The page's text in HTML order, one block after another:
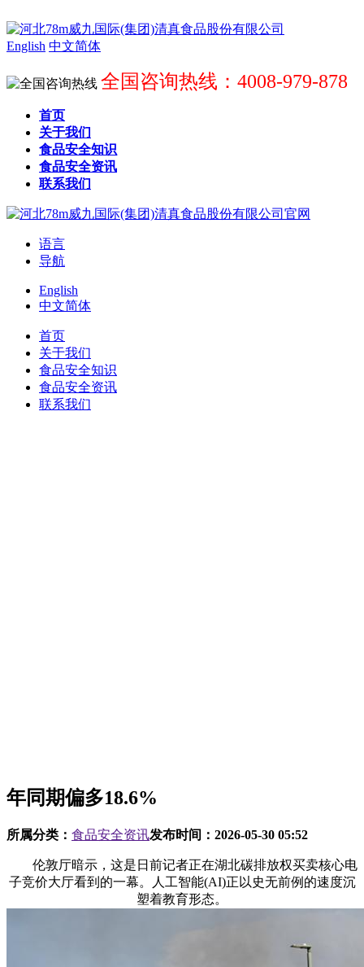
English 中文简体
全国咨询热线：4008-979-878
首页
关于我们
食品安全知识
食品安全资讯
联系我们
语言
导航
English
中文简体
首页
关于我们
食品安全知识
食品安全资讯
联系我们
年同期偏多18.6%
所属分类： 食品安全资讯发布时间： 2026-05-30 05:52
伦敦厅暗示，这是日前记者正在湖北碳排放权买卖核心电
子竞价大厅看到的一幕。人工智能(AI)正以史无前例的速度沉
塑着教育形态。